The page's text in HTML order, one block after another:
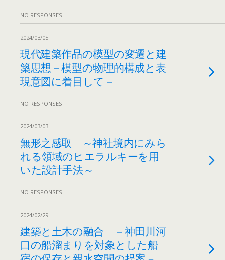
NO RESPONSES
2024/03/05
現代建築作品の模型の変遷と建
築思想－模型の物理的構成と表
現意図に着目して－
NO RESPONSES
2024/03/03
無形之感取 ～神社境内にみら
れる領域のヒエラルキーを用
いた設計手法～
NO RESPONSES
2024/02/29
建築と土木の融合 －神田川河
口の船溜まりを対象とした船